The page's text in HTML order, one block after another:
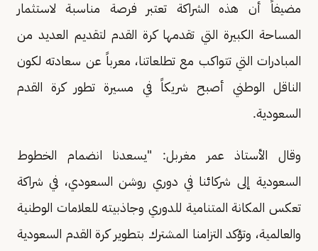
مضيفاً أن هذه الشراكة تعتبر فرصة مناسبة لاستثمار
المساحة الكبيرة التي تقدمها كرة القدم لتقديم العديد من
المبادرات التي تتواكب مع تطلعاتنا، معرباً عن سعادته لكون
الناقل الوطني أصبح شريكاً في مسيرة تطور كرة القدم
السعودية.
وقال الأستاذ عمر مغربل: "يسعدنا انضمام الخطوط
السعودية إلى شركائنا في دوري روشن السعودي، في شراكة
تعكس المكانة المتنامية للدوري وجاذبيته للعلامات الوطنية
والعالمية، وتؤكد التزامنا المشترك بتطوير كرة القدم السعودية